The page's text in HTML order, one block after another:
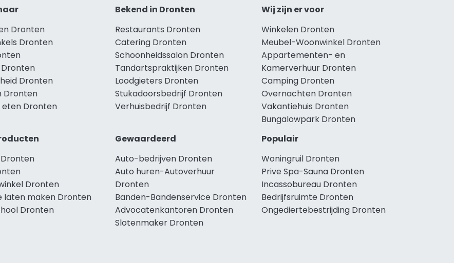
Dronten
Dronten
Dronten
Dronten
eten Dronten
Bekend in Dronten
Restaurants Dronten
Catering Dronten
Schoonheidssalon Dronten
Tandartspraktijken Dronten
Loodgieters Dronten
Stukadoorsbedrijf Dronten
Verhuisbedrijf Dronten
Wij zijn er voor
Winkelen Dronten
Meubel-Woonwinkel Dronten
Appartementen- en
Kamerverhuur Dronten
Camping Dronten
Overnachten Dronten
Vakantiehuis Dronten
Bungalowpark Dronten
Dronten
laten maken Dronten
Dronten
Gewaardeerd
Auto-bedrijven Dronten
Auto huren-Autoverhuur
Dronten
Banden-Bandenservice Dronten
Advocatenkantoren Dronten
Slotenmaker Dronten
Populair
Woningruil Dronten
Prive Spa-Sauna Dronten
Incassobureau Dronten
Bedrijfsruimte Dronten
Ongediertebestrijding Dronten